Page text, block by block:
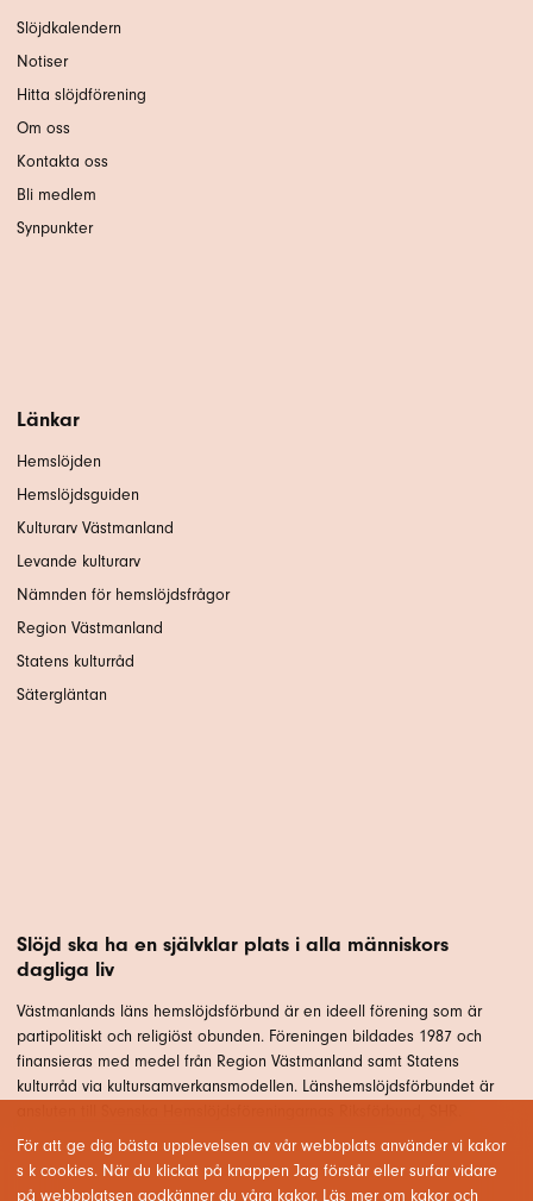
Slöjdkalendern
Notiser
Hitta slöjdförening
Om oss
Kontakta oss
Bli medlem
Synpunkter
Länkar
Hemslöjden
Hemslöjdsguiden
Kulturarv Västmanland
Levande kulturarv
Nämnden för hemslöjdsfrågor
Region Västmanland
Statens kulturråd
Sätergläntan
Slöjd ska ha en självklar plats i alla människors
dagliga liv
Västmanlands läns hemslöjdsförbund är en ideell förening som är
partipolitiskt och religiöst obunden. Föreningen bildades 1987 och
finansieras med medel från Region Västmanland samt Statens
kulturråd via kultursamverkansmodellen. Länshemslöjdsförbundet är
För att ge dig bästa upplevelsen av vår webbplats använder vi kakor
s k cookies. När du klickat på knappen Jag förstår eller surfar vidare
på webbplatsen godkänner du våra kakor. Läs mer om kakor och